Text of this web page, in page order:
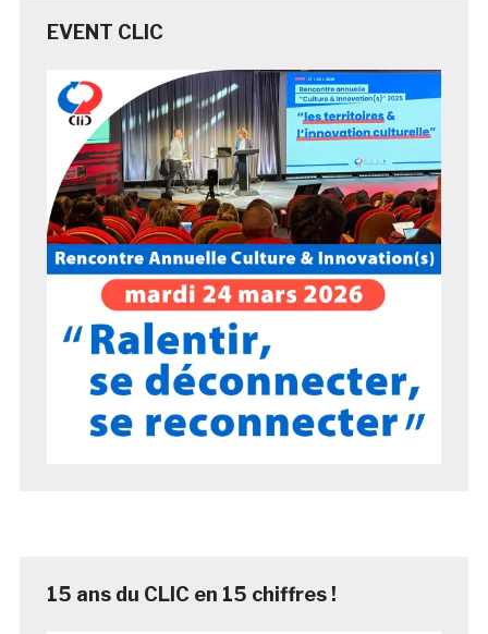
EVENT CLIC
15 ans du CLIC en 15 chiffres !